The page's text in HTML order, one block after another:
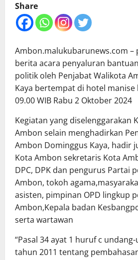
Share
Ambon.malukubarunews.com –
berita acara penyaluran
politik oleh Penjabat Walikota
Kaya bertempat di hotel manise
09.00 WIB Rabu 2 Oktober 2024
Kegiatan yang diselenggarakan
Ambon selain menghadirkan
Ambon Dominggus Kaya, hadir
Kota Ambon sekretaris Kota
DPC, DPK dan pengurus Partai
Ambon, tokoh
asisten, pimpinan OPD lingkup
Ambon,Kepala badan
serta wartawan
“Pasal 34 ayat 1 huruf c
tahun 2011 tentang